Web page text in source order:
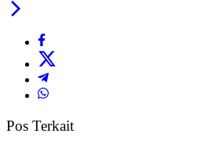
Pos Terkait